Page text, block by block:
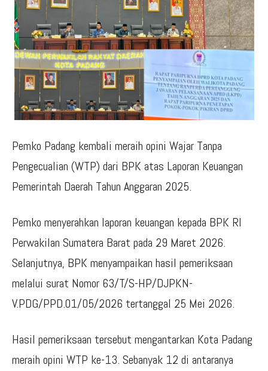
Pemko Padang kembali meraih opini Wajar Tanpa
Pengecualian (WTP) dari BPK atas Laporan Keuangan
Pemerintah Daerah Tahun Anggaran 2025.
Pemko menyerahkan laporan keuangan kepada BPK RI
Perwakilan Sumatera Barat pada 29 Maret 2026.
Selanjutnya, BPK menyampaikan hasil pemeriksaan
melalui surat Nomor 63/T/S-HP/DJPKN-
V.PDG/PPD.01/05/2026 tertanggal 25 Mei 2026.
Hasil pemeriksaan tersebut mengantarkan Kota Padang
meraih opini WTP ke-13. Sebanyak 12 di antaranya